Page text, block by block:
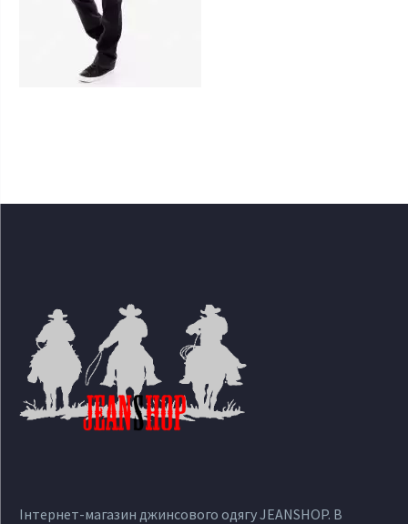
Інтернет-магазин джинсового одягу JEANSHOP. В